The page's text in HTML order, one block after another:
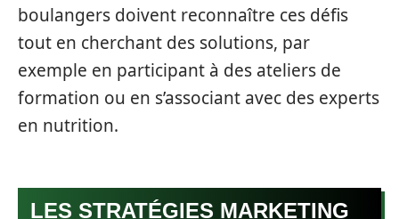
boulangers doivent reconnaître ces défis
tout en cherchant des solutions, par
exemple en participant à des ateliers de
formation ou en s’associant avec des experts
en nutrition.
LES STRATÉGIES MARKETING